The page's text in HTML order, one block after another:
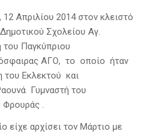
Απριλίου 2014 στον κλειστό
Σχολείου Αγ.
του Παγκύπριου
ΑΓΟ, το οποίο ήταν
Εκλεκτού και
Γυμναστή του
.
αρχίσει τον Μάρτιο με